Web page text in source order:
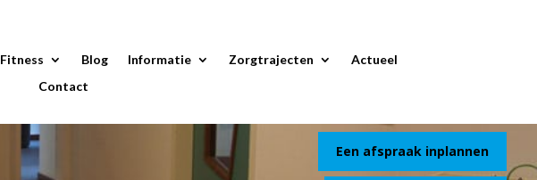
Fitness Blog Informatie Zorgtrajecten
Actueel
Contact
Een afspraak inplannen